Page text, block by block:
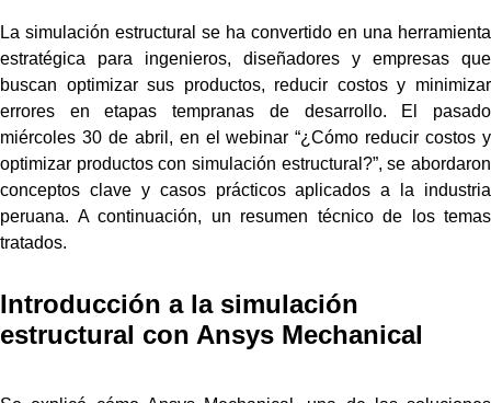
La simulación estructural se ha convertido en una herramienta
estratégica para ingenieros, diseñadores y empresas que
buscan optimizar sus productos, reducir costos y minimizar
errores en etapas tempranas de desarrollo. El pasado
miércoles 30 de abril, en el webinar “¿Cómo reducir costos y
optimizar productos con simulación estructural?”, se abordaron
conceptos clave y casos prácticos aplicados a la industria
peruana. A continuación, un resumen técnico de los temas
tratados.
Introducción a la simulación
estructural con Ansys Mechanical